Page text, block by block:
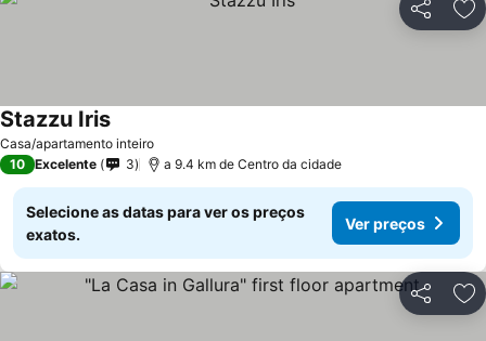
Partilhar
Casa/apartamento inteiro
Stazzu Iris
10 Excelente 3 a 9.4 km de Centro da cidade
Selecione as datas para ver os preços
exatos.
Ver preços
Partilhar